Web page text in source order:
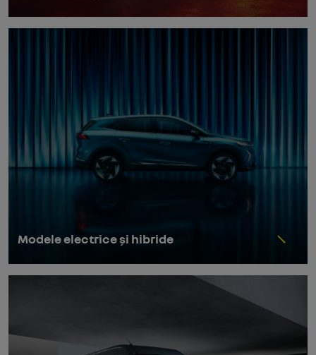
Modele electrice și hibride